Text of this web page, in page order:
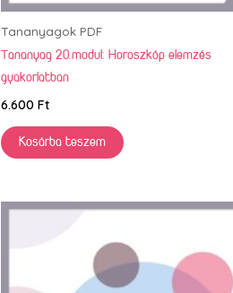
Tananyagok PDF
Tananyag 20.modul: Horoszkóp elemzés
gyakorlatban
6.600 Ft
Kosárba teszem